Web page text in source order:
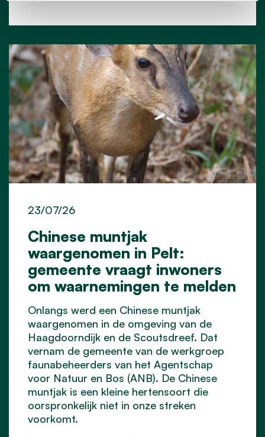
Chinese muntjak
waargenomen in Pelt:
gemeente vraagt inwoners
om waarnemingen te melden
23/07/26
Onlangs werd een Chinese muntjak
waargenomen in de omgeving van de
Haagdoorndijk en de Scoutsdreef. Dat
vernam de gemeente van de werkgroep
faunabeheerders van het Agentschap
voor Natuur en Bos (ANB). De Chinese
muntjak is een kleine hertensoort die
oorspronkelijk niet in onze streken
voorkomt.